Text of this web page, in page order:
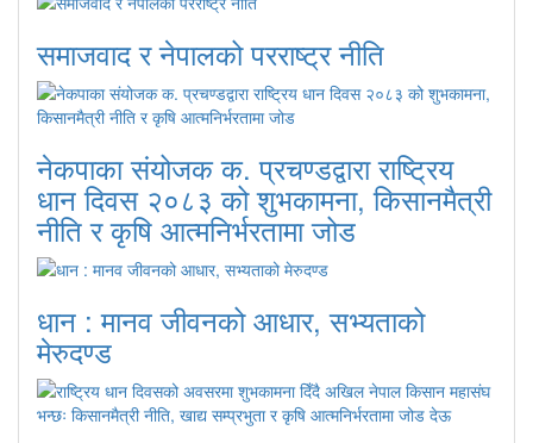
समाजवाद र नेपालको परराष्ट्र नीति
नेकपाका संयोजक क. प्रचण्डद्वारा राष्ट्रिय
धान दिवस २०८३ को शुभकामना, किसानमैत्री
नीति र कृषि आत्मनिर्भरतामा जोड
धान : मानव जीवनको आधार, सभ्यताको
मेरुदण्ड